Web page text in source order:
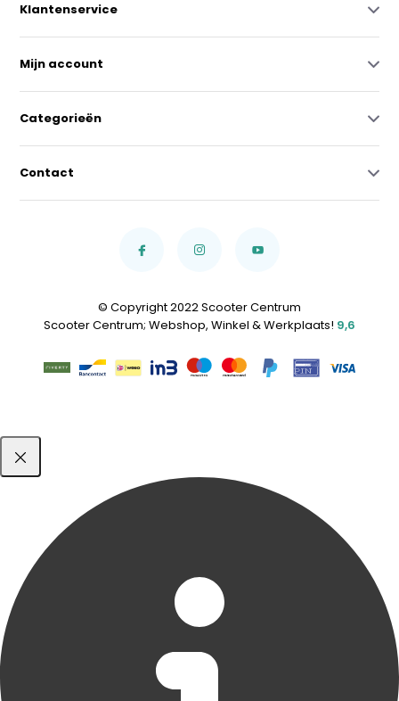
Klantenservice
Mijn account
Categorieën
Contact
© Copyright 2022 Scooter Centrum
Scooter Centrum; Webshop, Winkel & Werkplaats! 9,6